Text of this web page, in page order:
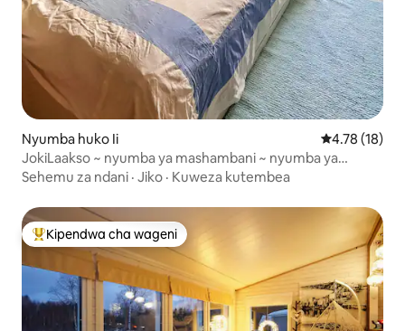
Nyumba huko Ii Ukadiriaji wa
4.78 (18)
JokiLaakso ~ nyumba ya mashambani ~ nyumba ya
mashambani
Sehemu za ndani · Jiko · Kuweza kutembea
Kipendwa maarufu cha wageni
Kipendwa cha wageni